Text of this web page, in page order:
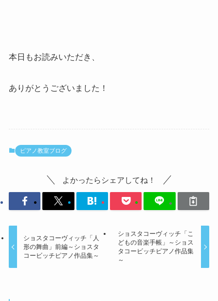
本日もお読みいただき、
ありがとうございました！
ピアノ教室ブログ
よかったらシェアしてね！
ショスタコーヴィッチ「人
形の舞曲」前編～ショスタ
コービッチピアノ作品集～
ショスタコーヴィッチ「こ
どもの音楽手帳」～ショス
タコービッチピアノ作品集
～